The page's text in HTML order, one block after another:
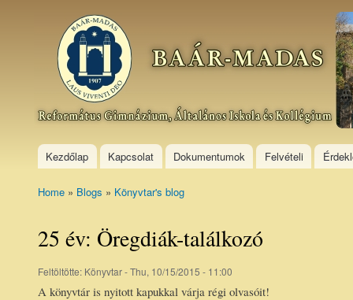
Baár–
Madas
Református
Gimnázium,
Általános
Kollégium
Kezdőlap Kapcsolat Dokumentumok Felvételi
Home » Blogs » Könyvtar's blog
25 év: Öregdiák-találkozó
Feltöltötte: Könyvtar- Thu, 10/15/2015 - 11:00
A könyvtár is nyitott kapukkal várja régi olvasóit!